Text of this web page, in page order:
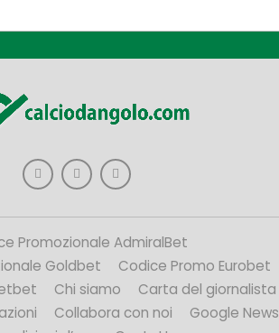
Promozionale AdmiralBet
Goldbet
Codice Promo Eurobet
Chi siamo
Carta del giornalista
Collabora con noi
Google News